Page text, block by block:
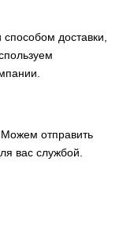
доставки,
отправить
вас службой.